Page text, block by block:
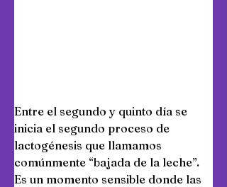
Entre el segundo y quinto día se
inicia el segundo proceso de
lactogénesis que llamamos
comúnmente “bajada de la leche”.
Es un momento sensible donde las